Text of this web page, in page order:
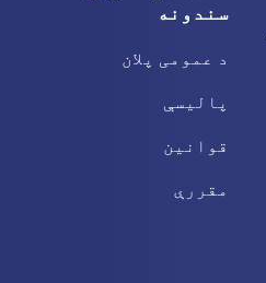
سندونه
د عمومی پلان
پالیسې
قوانین
مقررې